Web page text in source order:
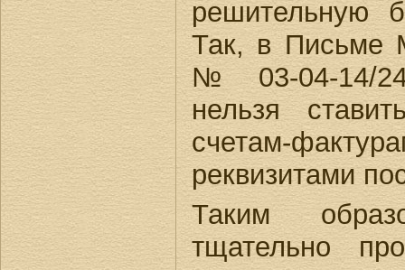
решительную
Так, в Письме
№ 03-04-14/
нельзя
счетам-
реквизитами
Таким
тщательно